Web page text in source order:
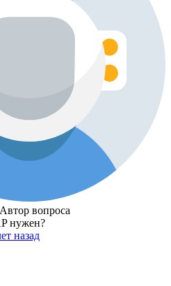
Автор вопроса
нужен?
назад